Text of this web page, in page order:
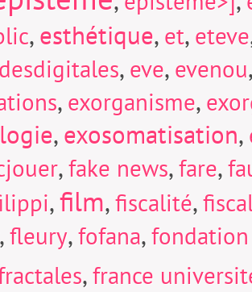
,esthétique, et, eteve
, eve, evenou
, exorganisme,
,exosomatisation,
,fake news,fare,
,film,fiscalité,
,fleury,fofana,
,france